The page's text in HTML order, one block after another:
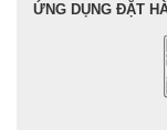
ỨNG DỤNG ĐẶT